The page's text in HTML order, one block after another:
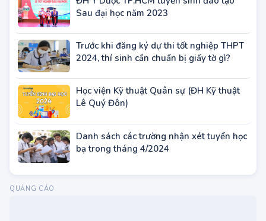
Sau đại học năm 2023
2024, thí sinh cần chuẩn bị giấy tờ gì?
Lê Quý Đôn)
bạ trong tháng 4/2024